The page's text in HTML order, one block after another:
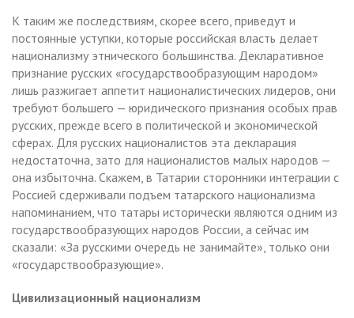
К таким же последствиям, скорее всего, приведут и
постоянные уступки, которые российская власть делает
национализму этнического большинства. Декларативное
признание русских «государствообразующим народом»
лишь разжигает аппетит националистических лидеров, они
требуют большего — юридического признания особых прав
русских, прежде всего в политической и экономической
сферах. Для русских националистов эта декларация
недостаточна, зато для националистов малых народов —
она избыточна. Скажем, в Татарии сторонники интеграции с
Россией сдерживали подъем татарского национализма
напоминанием, что татары исторически являются одним из
государствообразующих народов России, а сейчас им
сказали: «За русскими очередь не занимайте», только они
«государствообразующие».
Цивилизационный национализм